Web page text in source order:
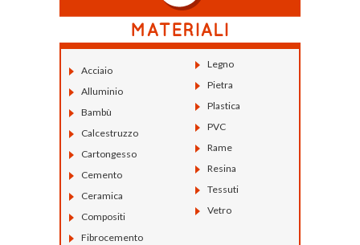
Acciaio
Alluminio
Bambù
Calcestruzzo
Cartongesso
Cemento
Ceramica
Compositi
Fibrocemento
Legno
Pietra
Plastica
PVC
Rame
Resina
Tessuti
Vetro